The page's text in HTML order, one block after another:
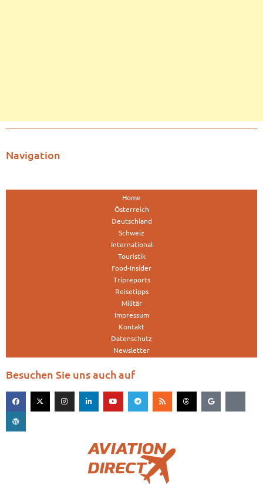
Navigation
Home
Österreich
Deutschland
Schweiz
International
Touristik
Food-Insider
Tripreports
Reisetipps
Militär
Impressum
Kontakt
Datenschutz
Newsletter
Besuchen Sie uns auch auf